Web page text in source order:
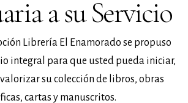
a su Servicio
Librería El Enamorado se propuso
integral para que usted pueda iniciar,
su colección de libros, obras
cartas y manuscritos.